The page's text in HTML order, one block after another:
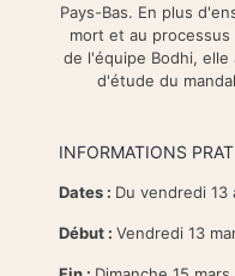
Pays-Bas. En plus
mort et au
de l'équipe Bodhi,
d'étude du
INFORMATIONS
Dates : Du vendredi 13
Début : Vendredi 13